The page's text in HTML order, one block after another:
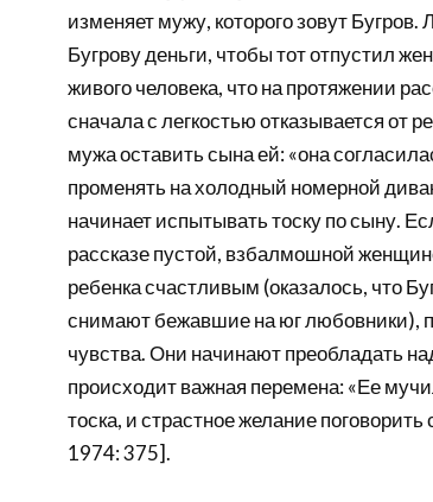
изменяет мужу, которого зовут
Бугрову деньги, чтобы тот отпустил
живого человека, что на протяжении
сначала с легкостью отказывается от
мужа оставить сына ей: «она
променять на холодный номерной
начинает испытывать тоску по сыну.
рассказе пустой, взбалмошной
ребенка счастливым (оказалось, что
снимают бежавшие на юг любовники),
чувства. Они начинают преобладать
происходит важная перемена: «Ее
тоска, и страстное желание
1974: 375].